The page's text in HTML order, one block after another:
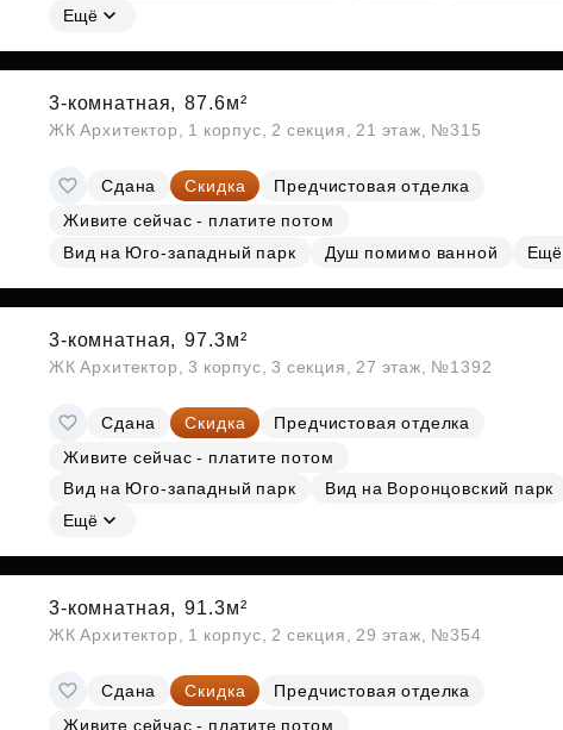
Ещё
3-комнатная, 87.6м²
ЖК Архитектор, 1 корпус, 2 секция, 21 этаж, №315
Сдана Скидка
Предчистовая отделка
Живите сейчас - платите потом
Вид на Юго-западный парк
Душ помимо ванной Ещё
3-комнатная, 97.3м²
ЖК Архитектор, 3 корпус, 3 секция, 27 этаж, №1392
Сдана Скидка
Предчистовая отделка
Живите сейчас - платите потом
Вид на Юго-западный парк
Вид на Воронцовский парк
Ещё
3-комнатная, 91.3м²
ЖК Архитектор, 1 корпус, 2 секция, 29 этаж, №354
Сдана Скидка
Предчистовая отделка
Живите сейчас - платите потом